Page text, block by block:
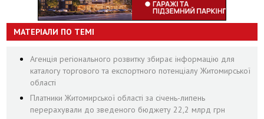
МАТЕРІАЛИ ПО ТЕМІ
Агенція регіонального розвитку збирає інформацію для
каталогу торгового та експортного потенціалу Житомирської
області
Платники Житомирської області за січень-липень
перерахували до зведеного бюджету 22,2 млрд грн